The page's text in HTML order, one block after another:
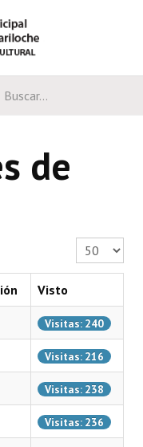
de
Cantidad a
Visto
Visitas: 240
Visitas: 216
Visitas: 238
Visitas: 236